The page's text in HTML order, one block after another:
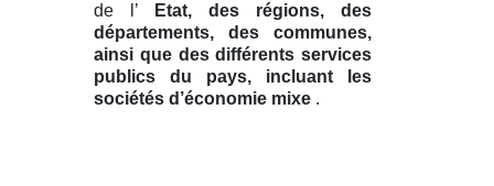
de l’
Etat, des régions, des
départements, des communes,
ainsi que des différents services
publics du pays, incluant les
sociétés d’économie mixe .